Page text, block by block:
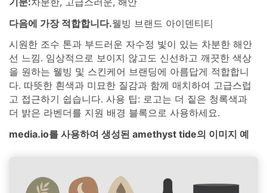
다음에 가장 적합합니다.웰빙 브랜드 아이덴티티
시원한 조수 톤과 부드러운 자수정 빛이 있는 차분한 해안
선 느낌. 임상적으로 보이지 않고도 신선하고 깨끗한 색상
을 원하는 웰빙 및 스킨케어 브랜딩에 아름답게 적합합니
다. 따뜻한 흰색과 미묘한 질감과 함께 매치하여 고급스럽
고 접근하기 쉽습니다. 사용 팁: 로고는 더 짙은 청록색과
더 밝은 라벤더를 지원 배경 블록으로 사용하세요.
media.io를 사용하여 생성된 amethyst tide의 이미지 예